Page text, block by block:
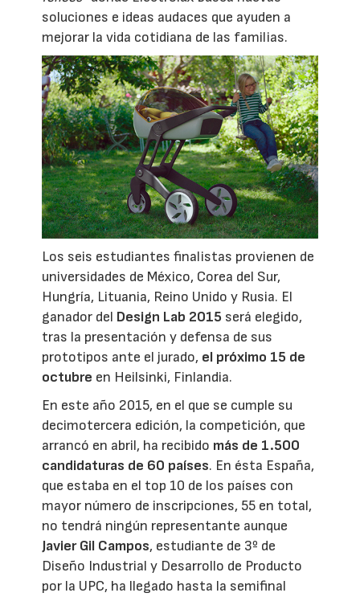
soluciones e ideas audaces que ayuden a
mejorar la vida cotidiana de las familias.
Los seis estudiantes finalistas provienen de
universidades de México, Corea del Sur,
Hungría, Lituania, Reino Unido y Rusia. El
ganador del Design Lab 2015 será elegido,
tras la presentación y defensa de sus
prototipos ante el jurado, el próximo 15 de
octubre en Heilsinki, Finlandia.
En este año 2015, en el que se cumple su
decimotercera edición, la competición, que
arrancó en abril, ha recibido más de 1.500
candidaturas de 60 países. En ésta España,
que estaba en el top 10 de los países con
mayor número de inscripciones, 55 en total,
no tendrá ningún representante aunque
Javier Gil Campos, estudiante de 3º de
Diseño Industrial y Desarrollo de Producto
por la UPC, ha llegado hasta la semifinal